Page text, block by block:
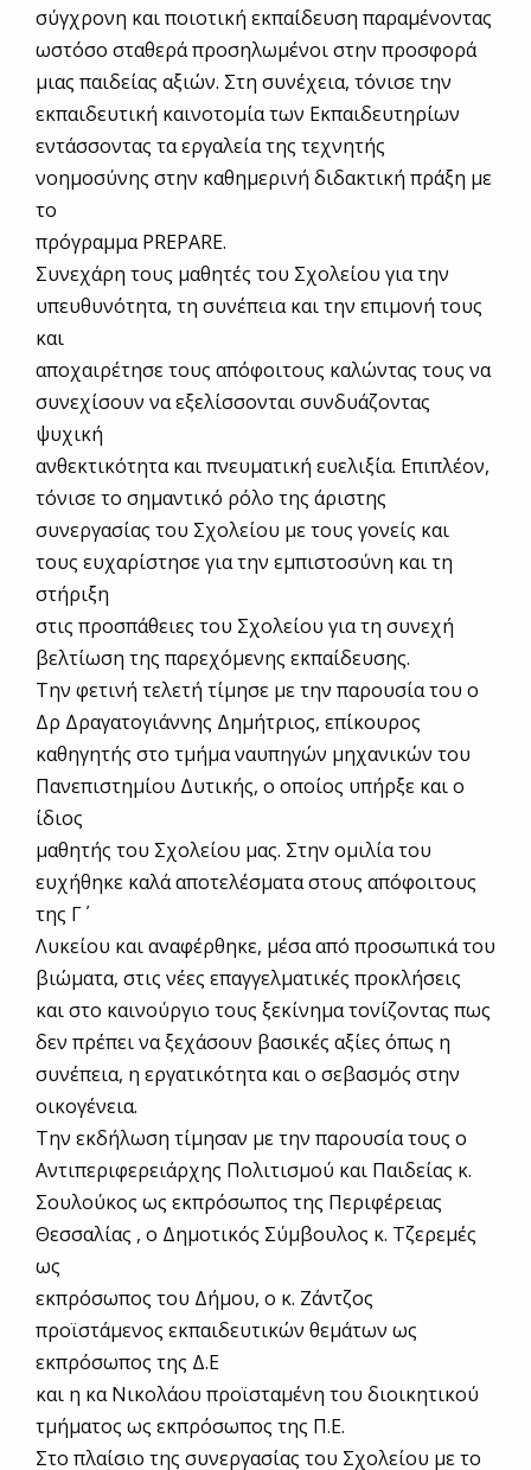
σύγχρονη και ποιοτική εκπαίδευση παραμένοντας
ωστόσο σταθερά προσηλωμένοι στην προσφορά
μιας παιδείας αξιών. Στη συνέχεια, τόνισε την
εκπαιδευτική καινοτομία των Εκπαιδευτηρίων
εντάσσοντας τα εργαλεία της τεχνητής
νοημοσύνης στην καθημερινή διδακτική πράξη με
το
πρόγραμμα PREPARE.
Συνεχάρη τους μαθητές του Σχολείου για την
υπευθυνότητα, τη συνέπεια και την επιμονή τους
και
αποχαιρέτησε τους απόφοιτους καλώντας τους να
συνεχίσουν να εξελίσσονται συνδυάζοντας
ψυχική
ανθεκτικότητα και πνευματική ευελιξία. Επιπλέον,
τόνισε το σημαντικό ρόλο της άριστης
συνεργασίας του Σχολείου με τους γονείς και
τους ευχαρίστησε για την εμπιστοσύνη και τη
στήριξη
στις προσπάθειες του Σχολείου για τη συνεχή
βελτίωση της παρεχόμενης εκπαίδευσης.
Την φετινή τελετή τίμησε με την παρουσία του ο
Δρ Δραγατογιάννης Δημήτριος, επίκουρος
καθηγητής στο τμήμα ναυπηγών μηχανικών του
Πανεπιστημίου Δυτικής, ο οποίος υπήρξε και ο
ίδιος
μαθητής του Σχολείου μας. Στην ομιλία του
ευχήθηκε καλά αποτελέσματα στους απόφοιτους
της Γ΄
Λυκείου και αναφέρθηκε, μέσα από προσωπικά του
βιώματα, στις νέες επαγγελματικές προκλήσεις
και στο καινούργιο τους ξεκίνημα τονίζοντας πως
δεν πρέπει να ξεχάσουν βασικές αξίες όπως η
συνέπεια, η εργατικότητα και ο σεβασμός στην
οικογένεια.
Την εκδήλωση τίμησαν με την παρουσία τους ο
Αντιπεριφερειάρχης Πολιτισμού και Παιδείας κ.
Σουλούκος ως εκπρόσωπος της Περιφέρειας
Θεσσαλίας , ο Δημοτικός Σύμβουλος κ. Τζερεμές
ως
εκπρόσωπος του Δήμου, ο κ. Ζάντζος
προϊστάμενος εκπαιδευτικών θεμάτων ως
εκπρόσωπος της Δ.Ε
και η κα Νικολάου προϊσταμένη του διοικητικού
τμήματος ως εκπρόσωπος της Π.Ε.
Στο πλαίσιο της συνεργασίας του Σχολείου με το